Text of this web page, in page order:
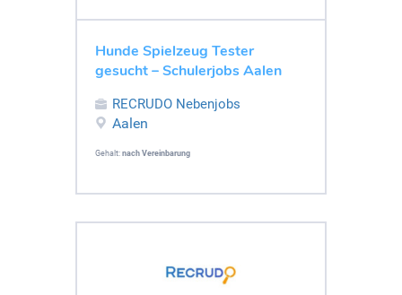
Hunde Spielzeug Tester
gesucht – Schulerjobs Aalen
RECRUDO Nebenjobs
Aalen
Gehalt: nach Vereinbarung